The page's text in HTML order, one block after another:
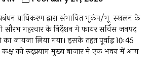
प्रबंधन प्राधिकरण द्वारा संभावित भूकंप/भू-स्खलन के
सौरभ गहरवार के निर्देशन मे फायर सर्विस जनपद
का जायजा लिया गया। इसके तहत पूर्वाह्न 10ः45
को रुद्रप्रयाग मुख्य बाजार मे एक भवन में आग